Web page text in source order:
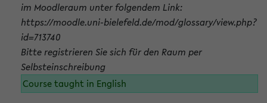
im Moodleraum unter folgendem Link:
https://moodle.uni-bielefeld.de/mod/glossary/view.php?
id=713740
Bitte registrieren Sie sich für den Raum per
Selbsteinschreibung
Course taught in English